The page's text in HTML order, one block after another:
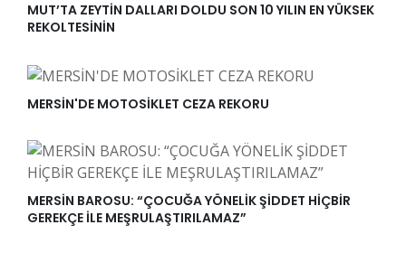
MUT’TA ZEYTİN DALLARI DOLDU SON 10 YILIN EN YÜKSEK
REKOLTESİNİN
MERSİN'DE MOTOSİKLET CEZA REKORU
MERSİN BAROSU: “ÇOCUĞA YÖNELİK ŞİDDET HİÇBİR
GEREKÇE İLE MEŞRULAŞTIRILAMAZ”